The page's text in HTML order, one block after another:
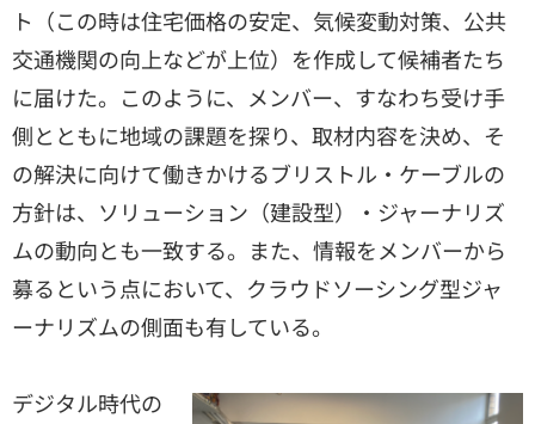
ト（この時は住宅価格の安定、気候変動対策、公共
交通機関の向上などが上位）を作成して候補者たち
に届けた。このように、メンバー、すなわち受け手
側とともに地域の課題を探り、取材内容を決め、そ
の解決に向けて働きかけるブリストル・ケーブルの
方針は、ソリューション（建設型）・ジャーナリズ
ムの動向とも一致する。また、情報をメンバーから
募るという点において、クラウドソーシング型ジャ
ーナリズムの側面も有している。
デジタル時代の